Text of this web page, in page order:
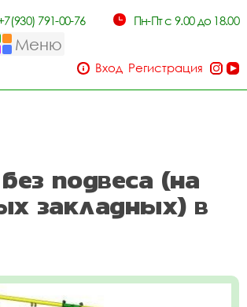
791-00-76 Пн-Пт с 9.00 до 18.00
Меню
Вход Регистрация
подвеса (на
закладных) в